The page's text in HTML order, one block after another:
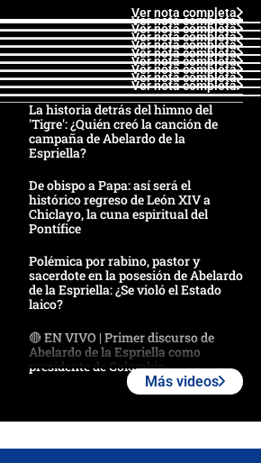
Ver nota completa
Ver nota completa
Ver nota completa
Ver nota completa
Ver nota completa
Ver nota completa
Ver nota completa
Ver nota completa
Ver nota completa
Ver nota completa
La historia detrás del himno del
'Tigre': ¿Quién creó la canción de
campaña de Abelardo de la
Espriella?
De obispo a Papa: así será el
histórico regreso de León XIV a
Chiclayo, la cuna espiritual del
Pontífice
Polémica por rabino, pastor y
sacerdote en la posesión de Abelardo
de la Espriella: ¿Se violó el Estado
laico?
🔴 EN VIVO | Primer discurso de
Abelardo de la Espriella como
presidente de Colombia
Más videos